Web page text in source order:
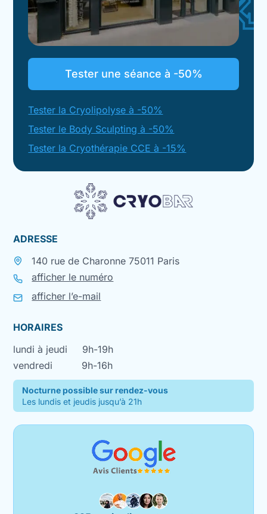
Tester une séance à -50%
Tester la Cryolipolyse à -50%
Tester le Body Sculpting à -50%
Tester la Cryothérapie CCE à -15%
ADRESSE
140 rue de Charonne 75011 Paris
afficher le numéro
afficher l’e-mail
HORAIRES
lundi à jeudi
9h-19h
vendredi
9h-16h
Nocturne possible sur rendez-vous
Les lundis et jeudis jusqu’à 21h